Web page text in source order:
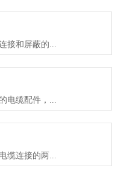
接和屏蔽的...
电缆配件，...
缆连接的两...